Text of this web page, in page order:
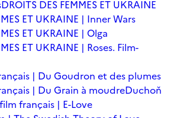
DROITS DES FEMMES ET UKRAINE
ET UKRAINE | Inner Wars
ET UKRAINE | Olga
ET UKRAINE | Roses. Film-
| Du Goudron et des plumes
| Du Grain à moudreDuchoň
français | E-Love